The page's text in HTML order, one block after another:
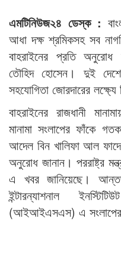
এমটিনিউজ২৪ ডেস্ক :
আধা দক্ষ শ্রমিকসহ সব
বাহরাইনের প্রতি অনুরোধ
তৌহিদ হোসেন। দুই
সহযোগিতা জোরদারের
বাহরাইনের রাজধানী
মানামা সংলাপের ফাঁকে
আদেল বিন খালিফা আল
অনুরোধ জানান। পররাষ্ট্র
এ খবর জানিয়েছে।
ইন্টারন্যাশনাল
(আইআইএসএস) এ